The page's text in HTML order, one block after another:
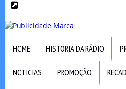
HOME HISTÓRIA DA RÁDIO
NOTICIAS PROMOÇÃO